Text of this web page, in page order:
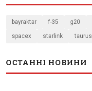
bayraktar f-35 g20
spacex starlink taurus
ОСТАННІ НОВИНИ